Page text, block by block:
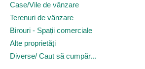
Case/Vile de vânzare
Terenuri de vânzare
Birouri - Spații comerciale
Alte proprietăți
Diverse/ Caut să cumpăr...